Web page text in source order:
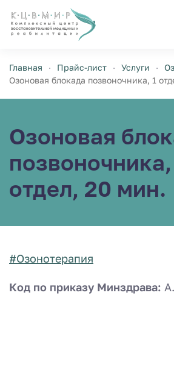
Перейти к содержимому
Главная Прайс-лист Услуги
Озоновая блокада позвоночника, 1
Озоновая
позвоночника,
отдел, 20 мин.
#Озонотерапия
Код по приказу Минздрава: